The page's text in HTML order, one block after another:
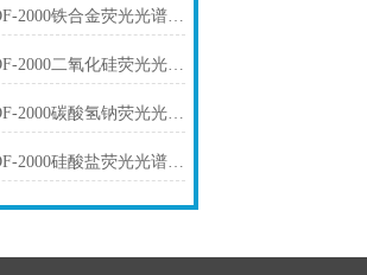
工厂直销DF-2000铁合金荧光光谱仪技术参数
工厂直销DF-2000二氧化硅荧光光谱仪技术参数
工厂直销DF-2000碳酸氢钠荧光光谱仪技术参数
工厂直销DF-2000硅酸盐荧光光谱仪技术参数